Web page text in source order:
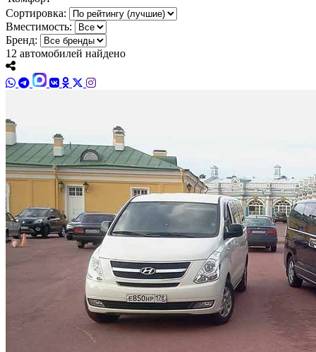
Сортировка:
Вместимость:
Бренд:
12 автомобилей найдено